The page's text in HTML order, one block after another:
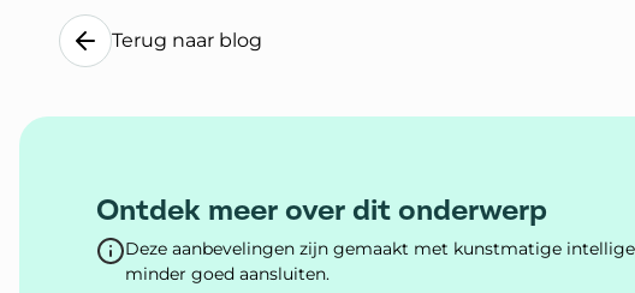
Terug naar blog
Ontdek meer over dit onderwerp
Deze aanbevelingen zijn gemaakt met kunstmatige
minder goed aansluiten.